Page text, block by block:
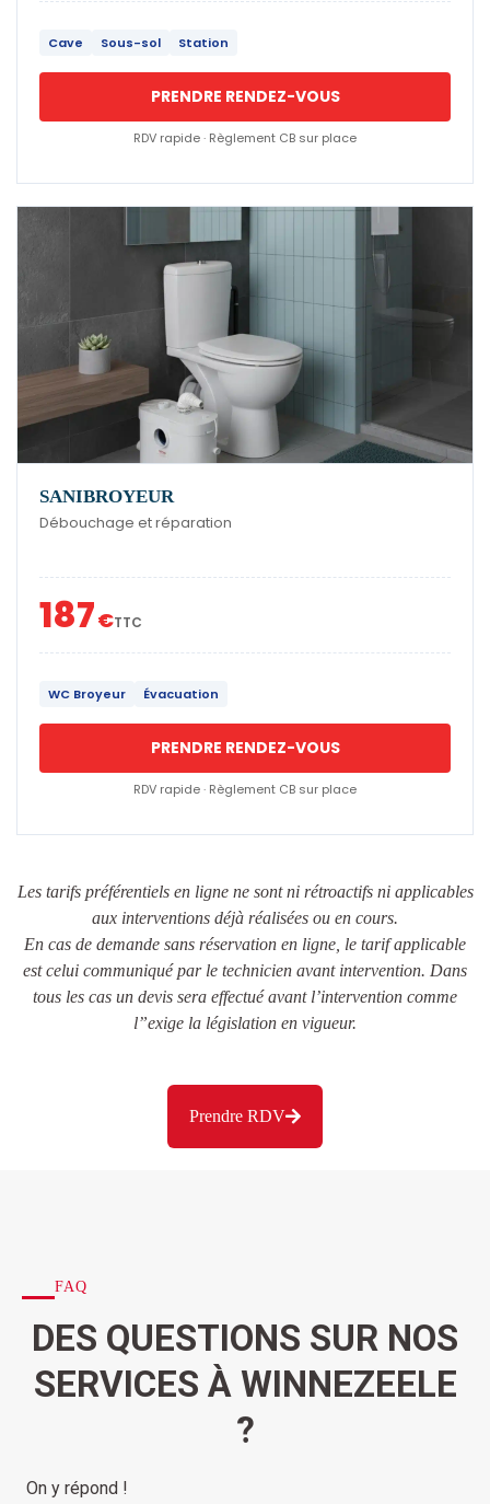
Cave Sous-sol Station
PRENDRE RENDEZ-VOUS
RDV rapide · Règlement CB sur place
SANIBROYEUR
Débouchage et réparation
187€TTC
WC Broyeur Évacuation
PRENDRE RENDEZ-VOUS
RDV rapide · Règlement CB sur place
Les tarifs préférentiels en ligne ne sont ni rétroactifs ni applicables
aux interventions déjà réalisées ou en cours.
En cas de demande sans réservation en ligne, le tarif applicable
est celui communiqué par le technicien avant intervention. Dans
tous les cas un devis sera effectué avant l’intervention comme
l”exige la législation en vigueur.
Prendre RDV
FAQ
DES QUESTIONS SUR NOS
SERVICES À WINNEZEELE
?
On y répond !